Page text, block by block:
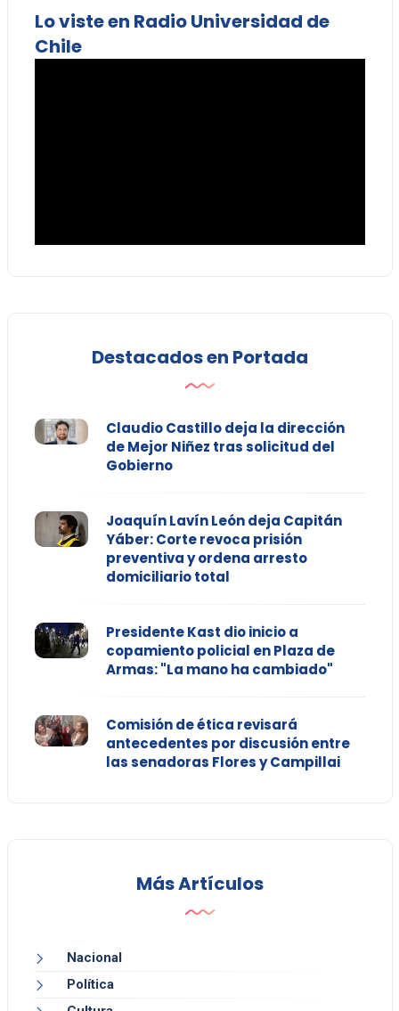
Lo viste en Radio Universidad de
Chile
Destacados en Portada
Claudio Castillo deja la dirección
de Mejor Niñez tras solicitud del
Gobierno
Joaquín Lavín León deja Capitán
Yáber: Corte revoca prisión
preventiva y ordena arresto
domiciliario total
Presidente Kast dio inicio a
copamiento policial en Plaza de
Armas: "La mano ha cambiado"
Comisión de ética revisará
antecedentes por discusión entre
las senadoras Flores y Campillai
Más Artículos
Nacional
Política